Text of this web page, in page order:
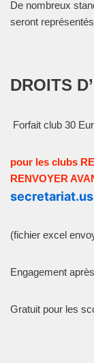
De nombreux
seront
DROITS
Forfait club 30
pour les clubs
RENVOYER
(fichier excel
Engagement
Gratuit pour les